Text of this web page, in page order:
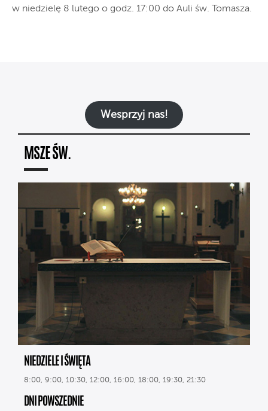
w niedzielę 8 lutego o godz. 17:00 do Auli św. Tomasza.
Wesprzyj nas!
MSZE ŚW.
NIEDZIELE I ŚWIĘTA
8:00, 9:00, 10:30, 12:00, 16:00, 18:00, 19:30, 21:30
DNI POWSZEDNIE